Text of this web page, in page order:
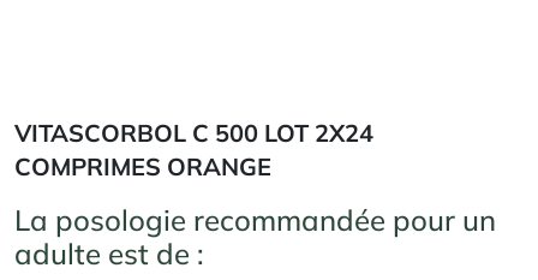
VITASCORBOL C 500 LOT 2X24
COMPRIMES ORANGE
La posologie recommandée pour un
adulte est de :